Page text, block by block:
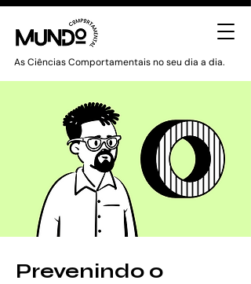
As Ciências Comportamentais no seu dia a dia.
Prevenindo o